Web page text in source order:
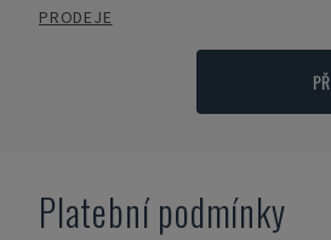
PRODEJE
Platební podmínky